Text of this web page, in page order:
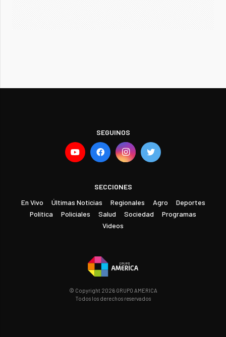
SEGUINOS
SECCIONES
En Vivo
Últimas Noticias Regionales Agro
Deportes
Política
Policiales Salud Sociedad
Programas
Videos
© Copyright 2026 GRUPO AMERICA
Todos los derechos reservados